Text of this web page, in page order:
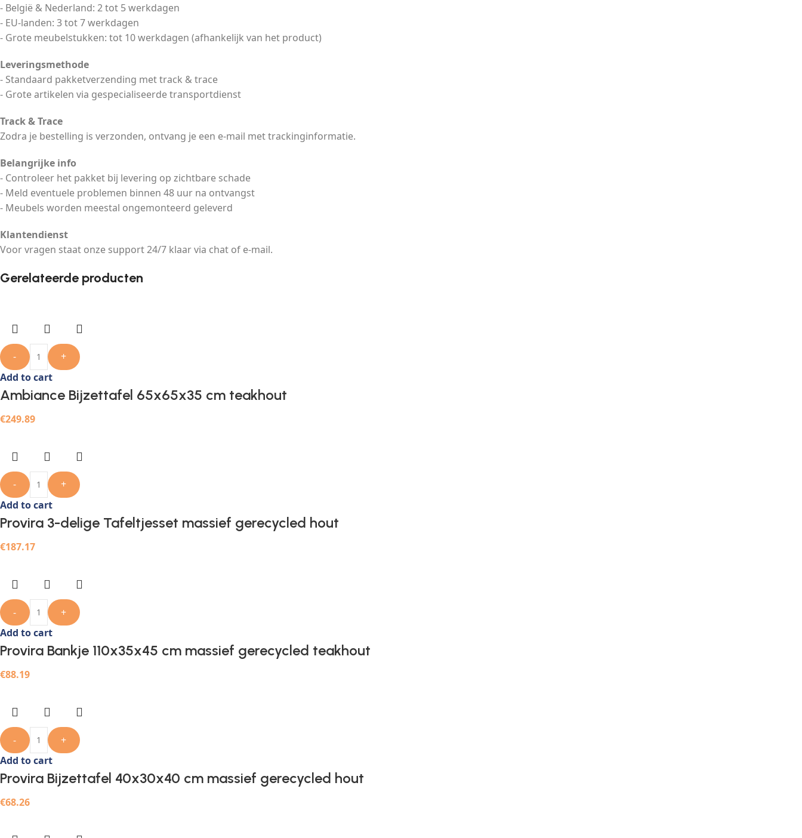
- België & Nederland: 2 tot 5 werkdagen
- EU-landen: 3 tot 7 werkdagen
- Grote meubelstukken: tot 10 werkdagen (afhankelijk van het product)
Leveringsmethode
- Standaard pakketverzending met track & trace
- Grote artikelen via gespecialiseerde transportdienst
Track & Trace
Zodra je bestelling is verzonden, ontvang je een e-mail met trackinginformatie.
Belangrijke info
- Controleer het pakket bij levering op zichtbare schade
- Meld eventuele problemen binnen 48 uur na ontvangst
- Meubels worden meestal ongemonteerd geleverd
Klantendienst
Voor vragen staat onze support 24/7 klaar via chat of e-mail.
Gerelateerde producten
-
+
Add to cart
Ambiance Bijzettafel 65x65x35 cm teakhout
€249.89
-
+
Add to cart
Provira 3-delige Tafeltjesset massief gerecycled hout
€187.17
-
+
Add to cart
Provira Bankje 110x35x45 cm massief gerecycled teakhout
€88.19
-
+
Add to cart
Provira Bijzettafel 40x30x40 cm massief gerecycled hout
€68.26